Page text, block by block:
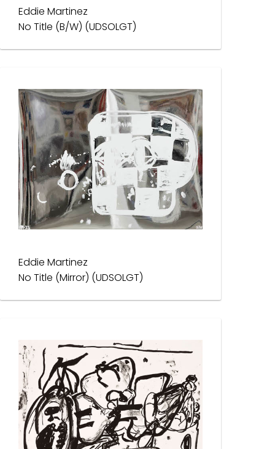
Eddie Martinez
No Title (B/W) (UDSOLGT)
Eddie Martinez
No Title (Mirror) (UDSOLGT)